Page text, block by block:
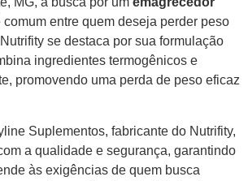
comum entre quem deseja perder peso
se destaca por sua formulação
ingredientes termogênicos e
promovendo uma perda de peso eficaz
Suplementos, fabricante do Nutrifity,
a qualidade e segurança, garantindo
às exigências de quem busca